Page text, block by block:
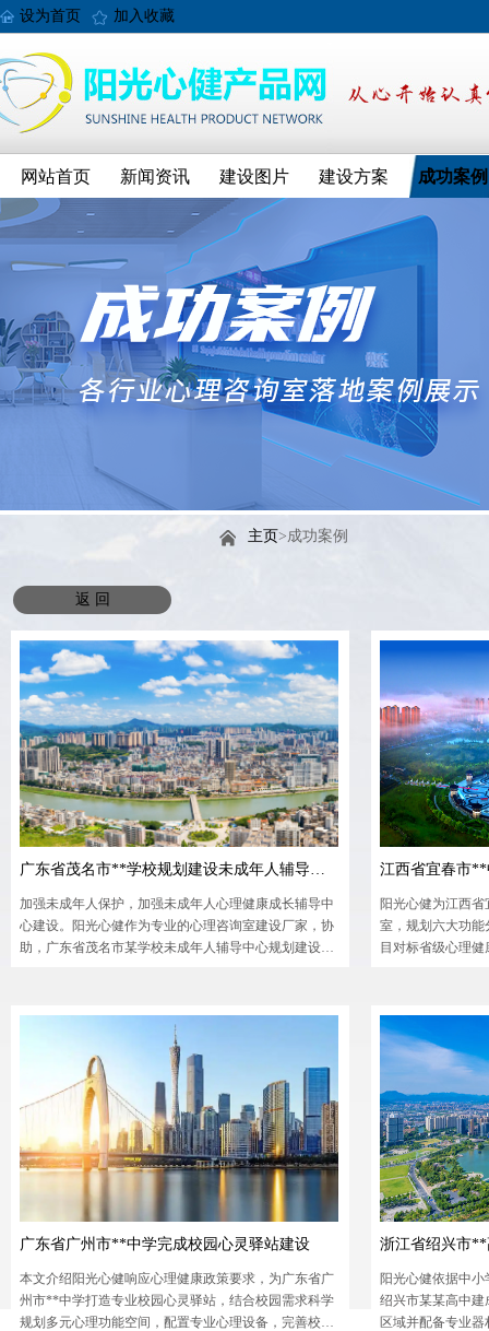
设为首页 加入收藏
网站首页 新闻资讯 建设图片 建设方案 成功案例
主页>成功案例
返 回
广东省茂名市**学校规划建设未成年人辅导中心
加强未成年人保护，加强未成年人心理健康成长辅导中
心建设。阳光心健作为专业的心理咨询室建设厂家，协
助，广东省茂名市某学校未成年人辅导中心规划建设，
江西省宜春市
阳光心健为江西
室，规划六大功
目对标省级心理
广东省广州市**中学完成校园心灵驿站建设
本文介绍阳光心健响应心理健康政策要求，为广东省广
州市**中学打造专业校园心灵驿站，结合校园需求科学
规划多元心理功能空间，配置专业心理设备，完善校园
浙江省绍兴市
阳光心健依据中
绍兴市某某高中
区域并配备专业